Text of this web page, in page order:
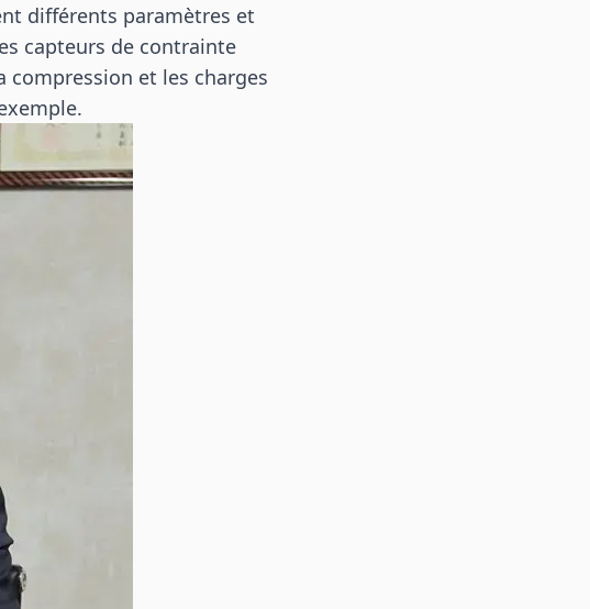
différents paramètres et
capteurs de contrainte
et les charges